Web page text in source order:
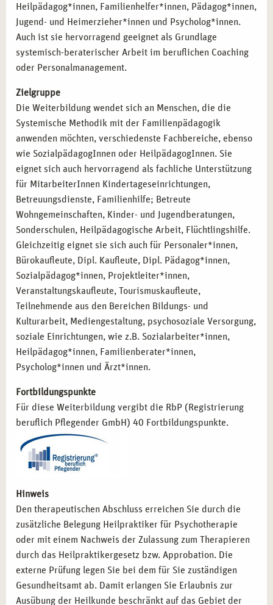
Heilpädagog*innen, Familienhelfer*innen, Pädagog*innen,
Jugend- und Heimerzieher*innen und Psycholog*innen.
Auch ist sie hervorragend geeignet als Grundlage
systemisch-beraterischer Arbeit im beruflichen Coaching
oder Personalmanagement.
Zielgruppe
Die Weiterbildung wendet sich an Menschen, die die
Systemische Methodik mit der Familienpädagogik
anwenden möchten, verschiedenste Fachbereiche, ebenso
wie SozialpädagogInnen oder HeilpädagogInnen. Sie
eignet sich auch hervorragend als fachliche Unterstützung
für MitarbeiterInnen Kindertageseinrichtungen,
Betreuungsdienste, Familienhilfe; Betreute
Wohngemeinschaften, Kinder- und Jugendberatungen,
Sonderschulen, Heilpädagogische Arbeit, Flüchtlingshilfe.
Gleichzeitig eignet sie sich auch für Personaler*innen,
Bürokaufleute, Dipl. Kaufleute, Dipl. Pädagog*innen,
Sozialpädagog*innen, Projektleiter*innen,
Veranstaltungskaufleute, Tourismuskaufleute,
Teilnehmende aus den Bereichen Bildungs- und
Kulturarbeit, Mediengestaltung, psychosoziale Versorgung,
soziale Einrichtungen, wie z.B. Sozialarbeiter*innen,
Heilpädagog*innen, Familienberater*innen,
Psycholog*innen und Ärzt*innen.
Fortbildungspunkte
Für diese Weiterbildung vergibt die RbP (Registrierung
beruflich Pflegender GmbH) 40 Fortbildungspunkte.
Hinweis
Den therapeutischen Abschluss erreichen Sie durch die
zusätzliche Belegung Heilpraktiker für Psychotherapie
oder mit einem Nachweis der Zulassung zum Therapieren
durch das Heilpraktikergesetz bzw. Approbation. Die
externe Prüfung legen Sie bei dem für Sie zuständigen
Gesundheitsamt ab. Damit erlangen Sie Erlaubnis zur
Ausübung der Heilkunde beschränkt auf das Gebiet der